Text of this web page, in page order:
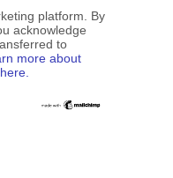
platform. By
acknowledge
to
more about